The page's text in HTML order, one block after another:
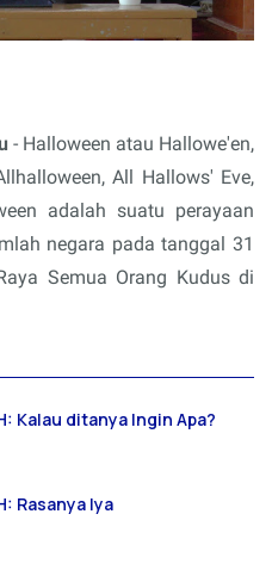
- Halloween atau Hallowe'en,
All Hallows' Eve,
adalah suatu perayaan
negara pada tanggal 31
Semua Orang Kudus di
Kalau ditanya Ingin Apa?
Rasanya Iya